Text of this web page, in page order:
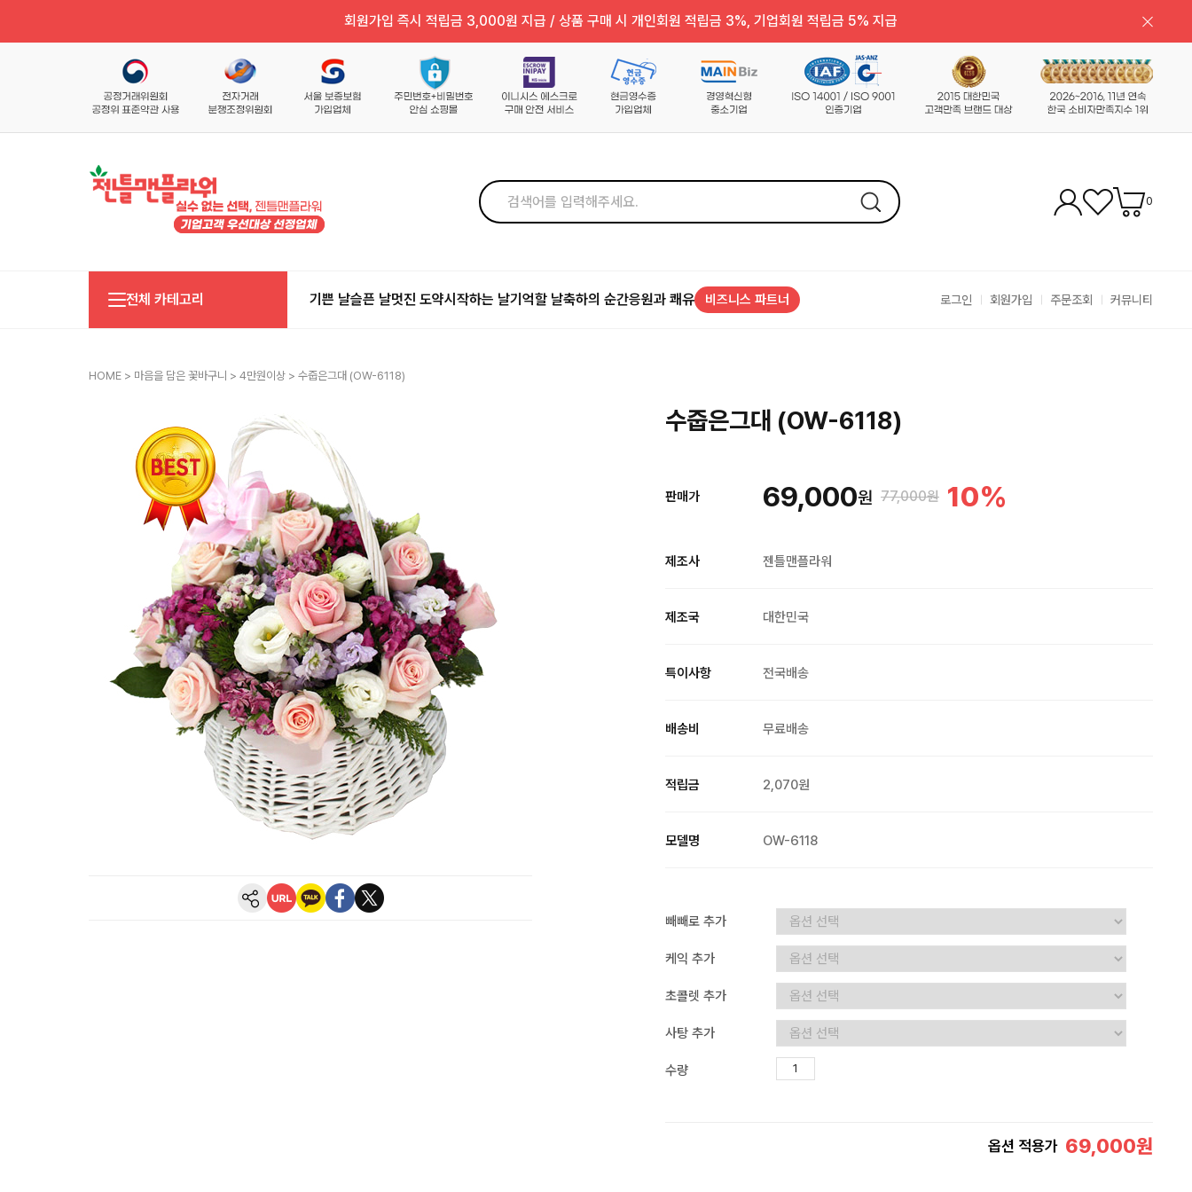
회원가입 즉시 적립금 3,000원 지급 / 상품 구매 시 개인회원 적립금 3%, 기업회원 적립금 5% 지급
0
전체 카테고리 기쁜 날슬픈 날멋진 도약시작하는 날기억할 날축하의 순간응원과 쾌유 비즈니스 파트너 로그인 회원가입 주문조회 커뮤니티
HOME > 마음을 담은 꽃바구니 > 4만원이상 > 수줍은그대 (OW-6118)
수줍은그대 (OW-6118)
판매가 69,000원 77,000원 10%
제조사 젠틀맨플라워
제조국 대한민국
특이사항 전국배송
배송비 무료배송
적립금 2,070원
모델명 OW-6118
빼빼로 추가
케익 추가
초콜렛 추가
사탕 추가
수량
옵션 적용가 69,000원